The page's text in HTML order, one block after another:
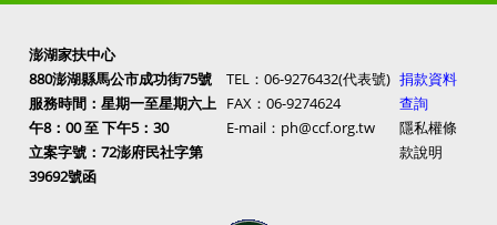
澎湖家扶中心
880澎湖縣馬公市成功街75號
服務時間：星期一至星期六上
午8：00 至 下午5：30
立案字號：72澎府民社字第
39692號函
TEL：06-9276432(代表號)
FAX：06-9274624
E-mail：ph@ccf.org.tw
捐款資料
查詢
隱私權條
款說明